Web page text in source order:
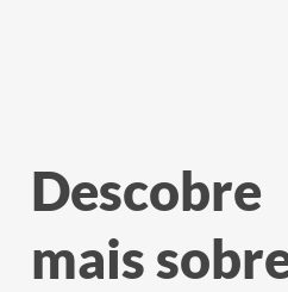
Descobre
mais